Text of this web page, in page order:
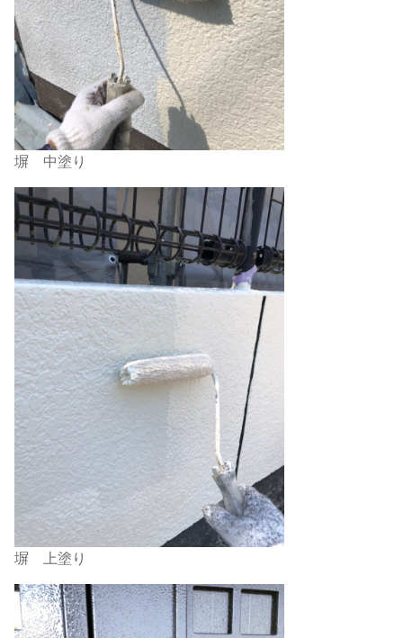
塀 中塗り
塀 上塗り